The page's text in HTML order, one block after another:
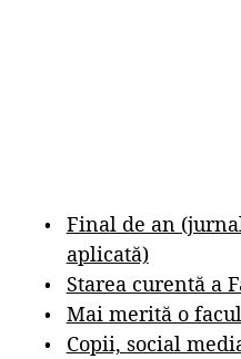
Final de an
aplicată)
Starea curentă a
Mai merită o
Copii, social